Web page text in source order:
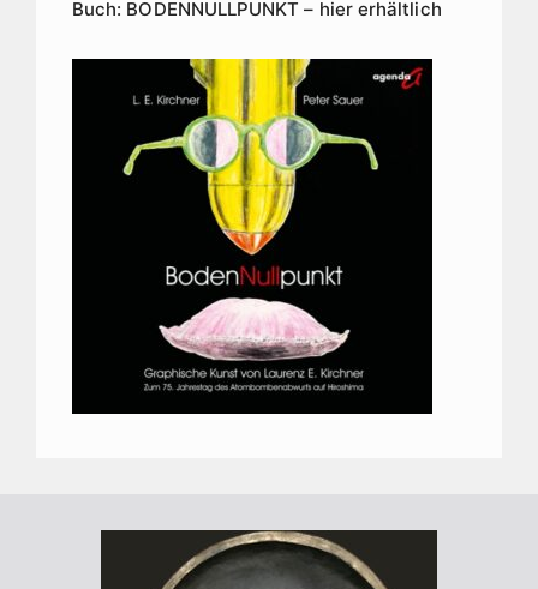
Buch: BODENNULLPUNKT – hier erhältlich